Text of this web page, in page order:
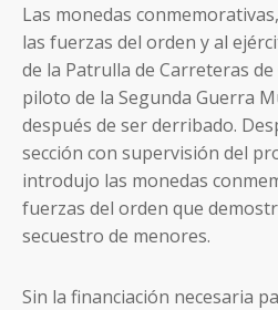
Las monedas
las fuerzas del orden y al
de la Patrulla de Carreteras
piloto de la Segunda Guerra
después de ser derribado.
sección con supervisión del
introdujo las monedas
fuerzas del orden que
secuestro de menores.
Sin la financiación necesaria